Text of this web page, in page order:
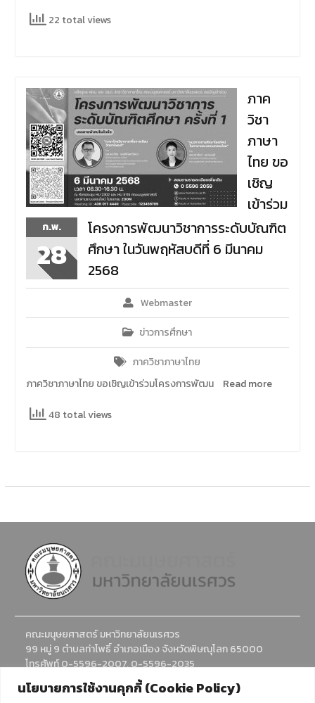
นโยบายการใช้งานคุกกี้ (Cookie Policy)
22 total views
ก.พ.
28
ภาค
วิชา
ภาษา
ไทย ขอ
เชิญ
เข้าร่วม
โครงการพัฒนาวิชาการระดับบัณฑิต
ศึกษา ในวันพฤหัสบดีที่ 6 มีนาคม
2568
Webmaster
ข่าวการศึกษา
ภาควิชาภาษาไทย
ภาควิชาภาษาไทย ขอเชิญเข้าร่วมโครงการพัฒน
Read more
48 total views
คณะมนุษยศาสตร์ มหาวิทยาลัยนเรศวร
99 หมู่ 9 ตำบลท่าโพธิ์ อำเภอเมือง จังหวัดพิษณุโลก 65000
โทรศัพท์ 0-5596-2007, 0-5596-2035
อีเมล : humanadmission@nu.ac.th